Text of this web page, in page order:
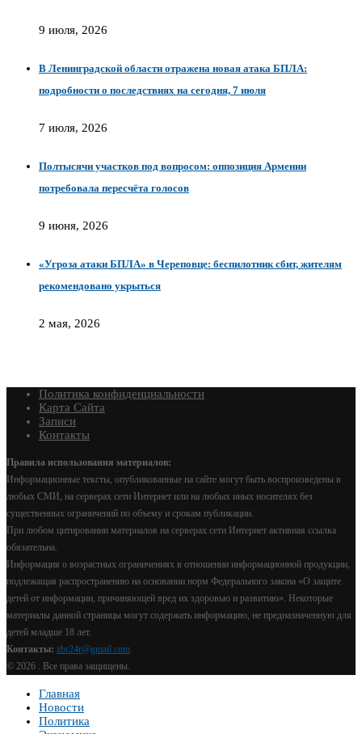
9 июля, 2026
В Ленинградской области отражена новая атака БПЛА:
подробности о последствиях на сегодня, 7 июля
7 июля, 2026
Полтысячи участков под вопросом: оппозиция Армении
потребовала пересчёта голосов
9 июня, 2026
«Угроза атаки БПЛА» в Череповце: беспилотник сбит, жителям
рекомендовано укрыться
2 мая, 2026
Политика конфиденциальности
Карта Сайта
Записи
Контакты
Правила использования материалов:
Информационные тексты, опубликованные на сайте могут быть воспроизведены в
любых СМИ, на серверах сети Интернет или на любых иных носителях без
существенных ограничений по объему и срокам публикации.
При любом цитировании материалов на серверах сети Интернет активная ссылка
обязательна.
Информация о возрастных ограничениях в отношении информационной продукции,
подлежащая распространению на основании норм Федерального закона «О защите
детей от информации, причиняющей вред их здоровью и развитию». Некоторые
материалы данной страницы могут содержать информацию, не предназначенную для
детей младше 18 лет.
Контакты: zbr24r@gmail.com
© 2026 . Все права защищены.
Главная
Новости
Политика